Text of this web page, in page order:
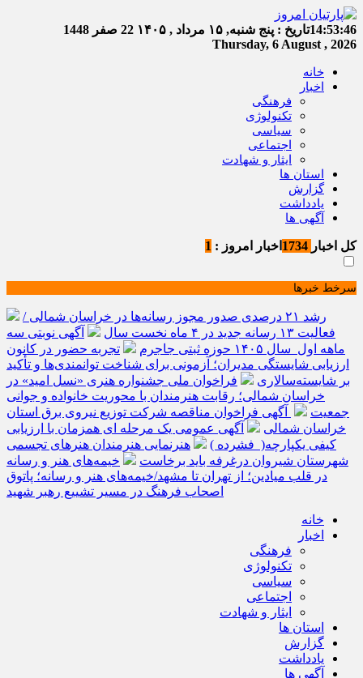
14:53:47تاریخ : پنج شنبه, ۱۵ مرداد , ۱۴۰۵
22 صفر 1448
Thursday, 6 August , 2026
خانه
اخبار
فرهنگی
تکنولوژی
سیاسی
اجتماعی
ایثار و شهادت
استان ها
گزارش
یادداشت
آگهی ها
کل اخبار اخبار امروز : 1
سرخط خبرها
رشد ۲۱ درصدی صدور مجوز رسانه‌ها در خراسان شمالی /
فعالیت ۱۳ رسانه جدید در ۴ ماه نخست سال
آگهی نوبتی سه
ماهه اول سال ۱۴۰۵ حوزه ثبتی جاجرم
تجربه حضور در کانون
ارزیابی شایستگی مدیران؛ آزمونی برای شناخت توانمندی‌ها و تأکید
بر شایسته‌سالاری
فراخوان ملی جشنواره هنری «نسل امید» در
خراسان شمالی؛ رقابت هنرمندان با محوریت خانواده و جوانی
جمعیت
آگهی فراخوان مناقصه شرکت توزیع نیروی برق استان
خراسان شمالی
آگهی عمومی یک مرحله ای همزمان با ارزیابی
کیفی یکپارچه( فشرده )
هنرنمایی هنرمندان هنرهای تجسمی
شهرستان شیروان درغرفه باید برخاست
خیمه‌های هنر و رسانه
در قلب میادین؛ از تهران تا مشهد/خیمه‌های هنر و رسانه؛ پاتوق
اصحاب فرهنگ در مسیر تشییع رهبر شهید
خانه
اخبار
فرهنگی
تکنولوژی
سیاسی
اجتماعی
ایثار و شهادت
استان ها
گزارش
یادداشت
آگهی ها